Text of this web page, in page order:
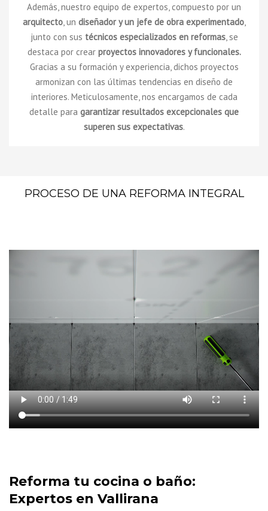
Además, nuestro equipo de expertos, compuesto por un
arquitecto, un diseñador y un jefe de obra experimentado,
junto con sus técnicos especializados en reformas, se
destaca por crear proyectos innovadores y funcionales.
Gracias a su formación y experiencia, dichos proyectos
armonizan con las últimas tendencias en diseño de
interiores. Meticulosamente, nos encargamos de cada
detalle para garantizar resultados excepcionales que
superen sus expectativas.
PROCESO DE UNA REFORMA INTEGRAL
Reforma tu cocina o baño:
Expertos en Vallirana